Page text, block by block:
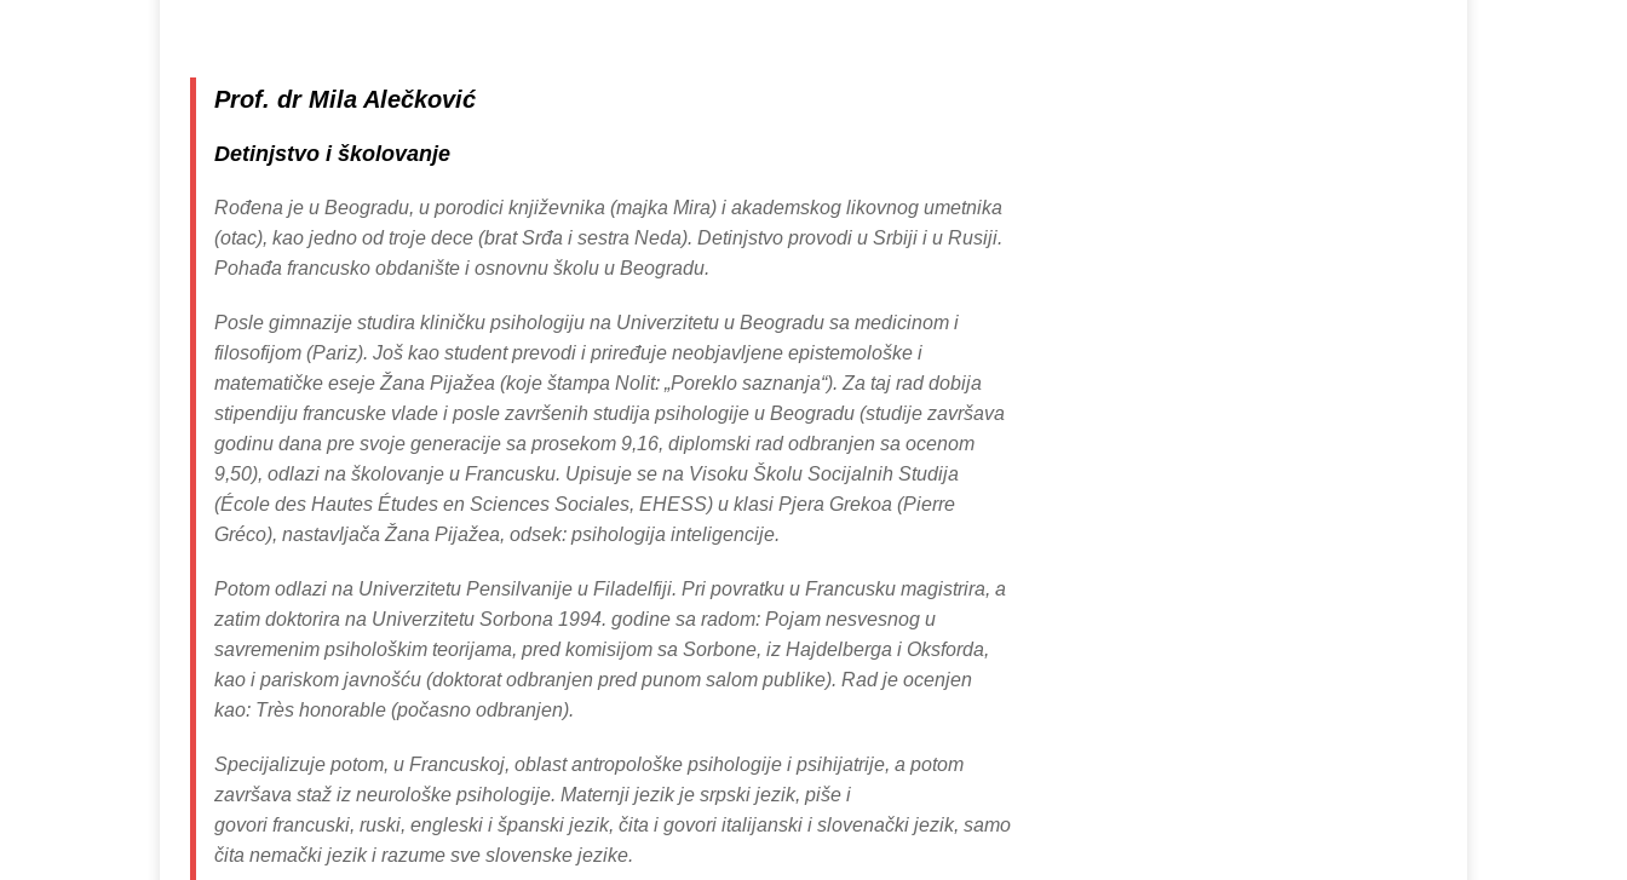
Prof. dr Mila Alečković
Detinjstvo i školovanje
Rođena je u Beogradu, u porodici književnika (majka Mira) i akademskog likovnog umetnika
(otac), kao jedno od troje dece (brat Srđa i sestra Neda). Detinjstvo provodi u Srbiji i u Rusiji.
Pohađa francusko obdanište i osnovnu školu u Beogradu.
Posle gimnazije studira kliničku psihologiju na Univerzitetu u Beogradu sa medicinom i
filosofijom (Pariz). Još kao student prevodi i priređuje neobjavljene epistemološke i
matematičke eseje Žana Pijažea (koje štampa Nolit: „Poreklo saznanja“). Za taj rad dobija
stipendiju francuske vlade i posle završenih studija psihologije u Beogradu (studije završava
godinu dana pre svoje generacije sa prosekom 9,16, diplomski rad odbranjen sa ocenom
9,50), odlazi na školovanje u Francusku. Upisuje se na Visoku Školu Socijalnih Studija
(École des Hautes Études en Sciences Sociales, EHESS) u klasi Pjera Grekoa (Pierre
Gréco), nastavljača Žana Pijažea, odsek: psihologija inteligencije.
Potom odlazi na Univerzitetu Pensilvanije u Filadelfiji. Pri povratku u Francusku magistrira, a
zatim doktorira na Univerzitetu Sorbona 1994. godine sa radom: Pojam nesvesnog u
savremenim psihološkim teorijama, pred komisijom sa Sorbone, iz Hajdelberga i Oksforda,
kao i pariskom javnošću (doktorat odbranjen pred punom salom publike). Rad je ocenjen
kao: Тrès honorable (počasno odbranjen).
Specijalizuje potom, u Francuskoj, oblast antropološke psihologije i psihijatrije, a potom
završava staž iz neurološke psihologije. Maternji jezik je srpski jezik, piše i
govori francuski, ruski, engleski i španski jezik, čita i govori italijanski i slovenački jezik, samo
čita nemački jezik i razume sve slovenske jezike.